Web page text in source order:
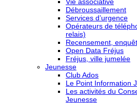
Débroussaillement
Services d’urgence
Opérateurs de
relais)
Recensement,
Open Data Fréjus
Fréjus, ville jumelée
Jeunesse
Club Ados
Le Point Information
Les activités du
Jeunesse